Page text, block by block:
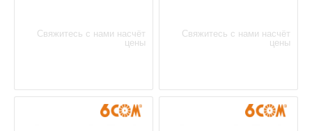
Свяжитесь с нами насчёт
цены
Свяжитесь с нами насчёт
цены